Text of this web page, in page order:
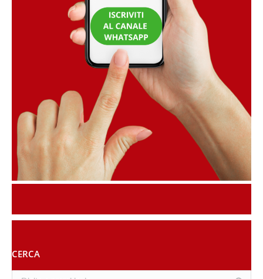
CERCA